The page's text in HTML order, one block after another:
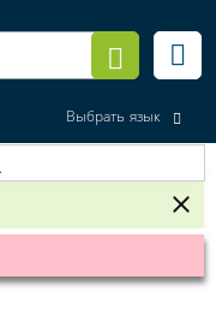
Выбрать язык